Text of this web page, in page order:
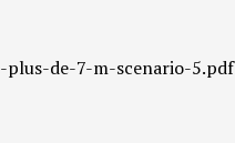
de-7-m-scenario-5.pdf